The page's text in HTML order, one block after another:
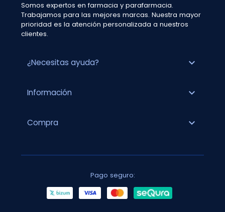
Somos expertos en farmacia y parafarmacia.
Trabajamos para las mejores marcas. Nuestra mayor
prioridad es la atención personalizada a nuestros
clientes.
¿Necesitas ayuda? expand_more
Información expand_more
Compra expand_more
Pago seguro: